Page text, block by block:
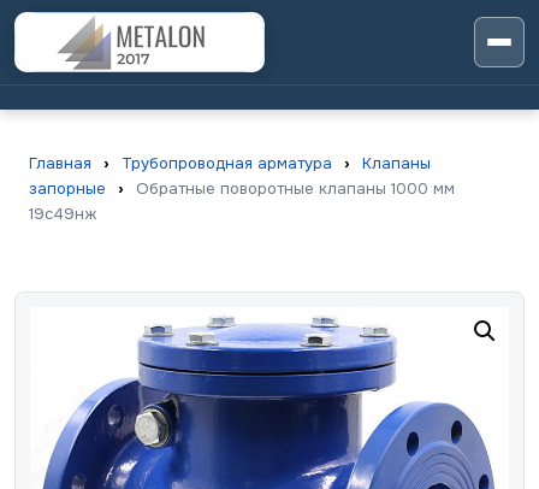
Главная › Трубопроводная арматура ›
Клапаны
запорные
›
Обратные поворотные клапаны 1000 мм
19с49нж